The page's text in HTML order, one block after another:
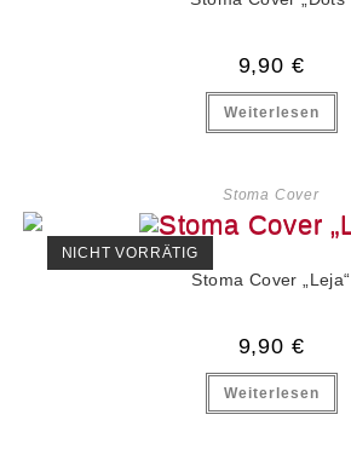
9,90 €
Weiterlesen
Stoma Cover
NICHT VORRÄTIG
Stoma Cover „Leja“
9,90 €
Weiterlesen